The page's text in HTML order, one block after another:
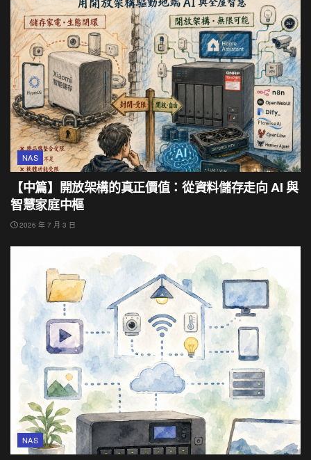
NAS
【中篇】開放架構的真正價值：從資料儲存走向 AI 與
智慧家庭中樞
2026 年 7 月 3 日
NAS